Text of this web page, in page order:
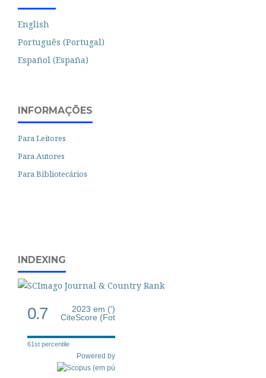
English
Português (Portugal)
Español (España)
INFORMAÇÕES
Para Leitores
Para Autores
Para Bibliotecários
INDEXING
0.7
2023 em (')
CiteScore (Fot
61st percentile
Powered by